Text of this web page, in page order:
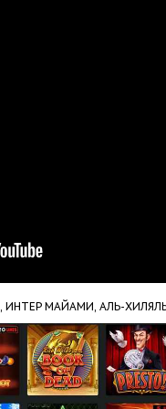
ИНТЕР МАЙАМИ, АЛЬ-